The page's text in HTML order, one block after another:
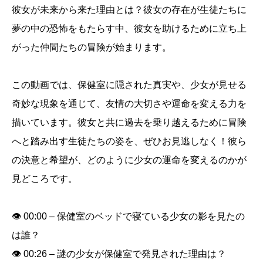
少
女
ョ
ト
動
画
ッ
彼女が未来から来た理由とは？彼女の存在が生徒たちに
夢の中の恐怖をもたらす中、彼女を助けるために立ち上
がった仲間たちの冒険が始まります。
この動画では、保健室に隠された真実や、少女が見せる
奇妙な現象を通じて、友情の大切さや運命を変える力を
描いています。彼女と共に過去を乗り越えるために冒険
へと踏み出す生徒たちの姿を、ぜひお見逃しなく！彼ら
の決意と希望が、どのように少女の運命を変えるのかが
見どころです。
👁️ 00:00 – 保健室のベッドで寝ている少女の影を見たの
は誰？
👁️ 00:26 – 謎の少女が保健室で発見された理由は？